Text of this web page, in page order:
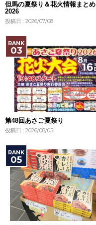
但馬の夏祭り＆花火情報まとめ
2026
投稿日 : 2026/07/08
第48回あさご夏祭り
投稿日 : 2026/08/05